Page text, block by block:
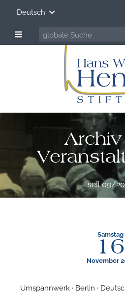
Deutsch
seit 09/
Samstag
16
November
Umspannwerk · Berlin ·